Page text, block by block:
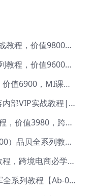
新版米课.颜Sir AI课 全系列实战教程，价值9800，跨境首选！【Ag-0052】
米课.颜Sir 三天两夜 学SEO系列教程，价值9600元，跨境人都在学 【Ag-0056】
米课.颜Sir三天两夜学会建站，价值6900，MI课甄选课程 【Ag-0055】
2026同款孙谦.谷歌优化师部落内部VIP实战教程|价值4999元全网独家解码（官方报名版本）【@034】
米课毅冰领英开发实战系列教程，价值3980，跨境必选【Ag-0049】
曾亮品贝SEO课程（价值：9800）品贝全系列教程 【Ab-0022】
米课.老华商业课 全系列实战教程，跨境电商必学，价值16900元【Ag-0053】
新版外土司FaceBook开发冠军全系列教程【Ab-0021】